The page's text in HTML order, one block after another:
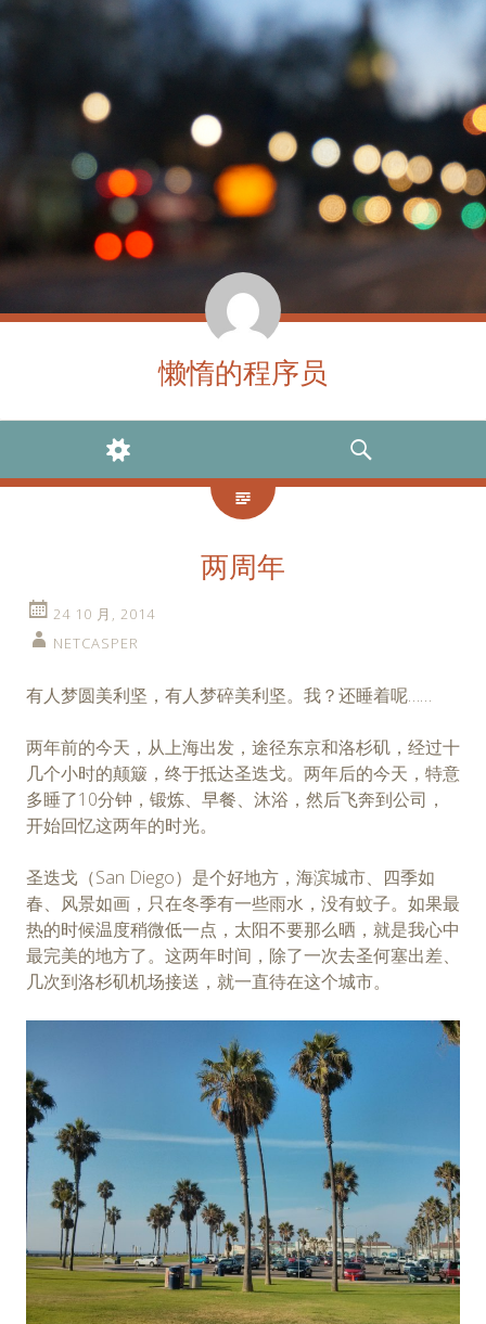
懒惰的程序员
WIDGETS
SEARCH
两周年
24 10 月, 2014
NETCASPER
有人梦圆美利坚，有人梦碎美利坚。我？还睡着呢……
两年前的今天，从上海出发，途径东京和洛杉矶，经过十
几个小时的颠簸，终于抵达圣迭戈。两年后的今天，特意
多睡了10分钟，锻炼、早餐、沐浴，然后飞奔到公司，
开始回忆这两年的时光。
圣迭戈（San Diego）是个好地方，海滨城市、四季如
春、风景如画，只在冬季有一些雨水，没有蚊子。如果最
热的时候温度稍微低一点，太阳不要那么晒，就是我心中
最完美的地方了。这两年时间，除了一次去圣何塞出差、
几次到洛杉矶机场接送，就一直待在这个城市。